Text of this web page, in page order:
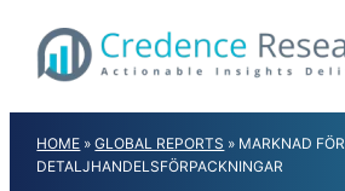
content
HOME »GLOBAL REPORTS » MARKNAD FÖR
DETALJHANDELSFÖRPACKNINGAR